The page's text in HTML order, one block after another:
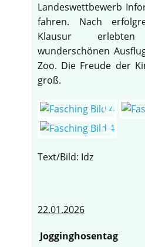
Landeswettbewerb
fahren. Nach
Klausur
wunderschönen
Zoo. Die Freude der
groß.
Text/Bild: Idz
22.01.2026
Jogginghosentag